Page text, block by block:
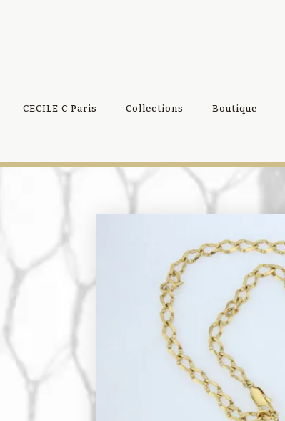
CECILE C Paris Collections Boutique